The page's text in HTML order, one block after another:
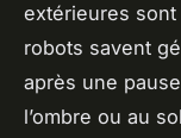
extérieures
robots savent
après une
l’ombre ou au